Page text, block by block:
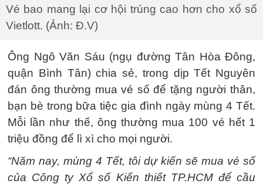
Vé bao mang lại cơ hội trúng cao hơn cho xổ số
Vietlott. (Ảnh: Đ.V)
Ông Ngô Văn Sáu (ngụ đường Tân Hòa Đông,
quận Bình Tân) chia sẻ, trong dịp Tết Nguyên
đán ông thường mua vé số để tặng người thân,
bạn bè trong bữa tiệc gia đình ngày mùng 4 Tết.
Mỗi lần như thế, ông thường mua 100 vé hết 1
triệu đồng để lì xì cho mọi người.
“Năm nay, mùng 4 Tết, tôi dự kiến sẽ mua vé số
của Công ty Xổ số Kiến thiết TP.HCM để cầu